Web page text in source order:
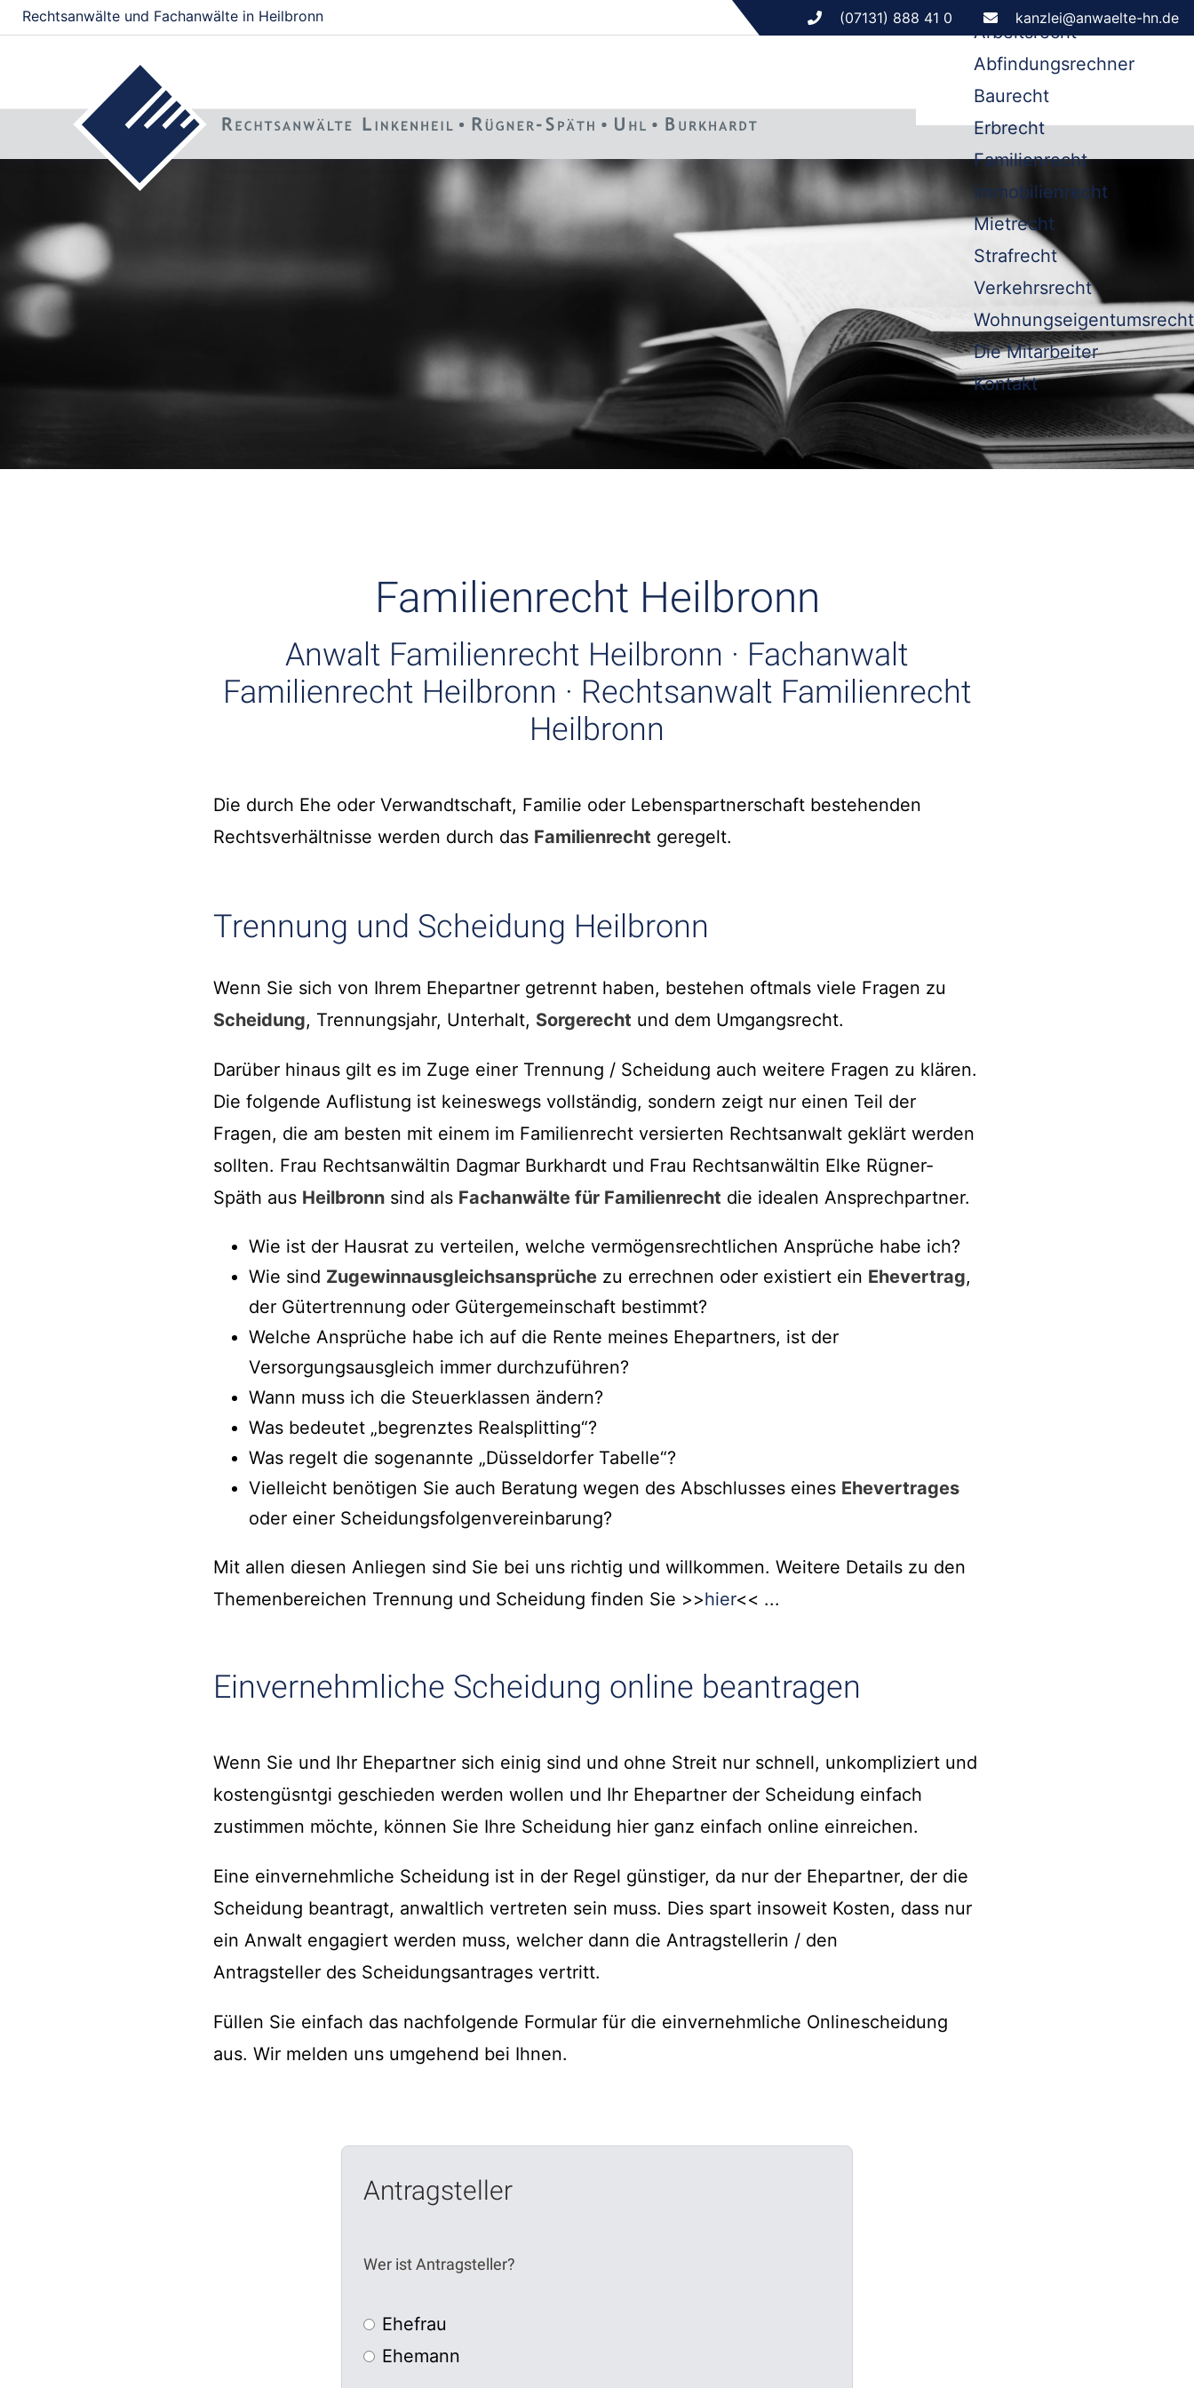
Rechtsanwälte und Fachanwälte in Heilbronn (07131) 888 41 0 kanzlei@anwaelte-hn.de
Arbeitsrecht
Abfindungsrechner
Baurecht
Erbrecht
Familienrecht
Immobilienrecht
Mietrecht
Strafrecht
Verkehrsrecht
Wohnungseigentumsrecht
Die Mitarbeiter
Kontakt
Familienrecht Heilbronn
Anwalt Familienrecht Heilbronn · Fachanwalt
Familienrecht Heilbronn · Rechtsanwalt Familienrecht
Heilbronn
Die durch Ehe oder Verwandtschaft, Familie oder Lebenspartnerschaft bestehenden
Rechtsverhältnisse werden durch das Familienrecht geregelt.
Trennung und Scheidung Heilbronn
Wenn Sie sich von Ihrem Ehepartner getrennt haben, bestehen oftmals viele Fragen zu
Scheidung, Trennungsjahr, Unterhalt, Sorgerecht und dem Umgangsrecht.
Darüber hinaus gilt es im Zuge einer Trennung / Scheidung auch weitere Fragen zu klären.
Die folgende Auflistung ist keineswegs vollständig, sondern zeigt nur einen Teil der
Fragen, die am besten mit einem im Familienrecht versierten Rechtsanwalt geklärt werden
sollten. Frau Rechtsanwältin Dagmar Burkhardt und Frau Rechtsanwältin Elke Rügner-
Späth aus Heilbronn sind als Fachanwälte für Familienrecht die idealen Ansprechpartner.
Wie ist der Hausrat zu verteilen, welche vermögensrechtlichen Ansprüche habe ich?
Wie sind Zugewinnausgleichsansprüche zu errechnen oder existiert ein Ehevertrag,
der Gütertrennung oder Gütergemeinschaft bestimmt?
Welche Ansprüche habe ich auf die Rente meines Ehepartners, ist der
Versorgungsausgleich immer durchzuführen?
Wann muss ich die Steuerklassen ändern?
Was bedeutet „begrenztes Realsplitting“?
Was regelt die sogenannte „Düsseldorfer Tabelle“?
Vielleicht benötigen Sie auch Beratung wegen des Abschlusses eines Ehevertrages
oder einer Scheidungsfolgenvereinbarung?
Mit allen diesen Anliegen sind Sie bei uns richtig und willkommen. Weitere Details zu den
Themenbereichen Trennung und Scheidung finden Sie >>hier<< ...
Einvernehmliche Scheidung online beantragen
Wenn Sie und Ihr Ehepartner sich einig sind und ohne Streit nur schnell, unkompliziert und
kostengüsntgi geschieden werden wollen und Ihr Ehepartner der Scheidung einfach
zustimmen möchte, können Sie Ihre Scheidung hier ganz einfach online einreichen.
Eine einvernehmliche Scheidung ist in der Regel günstiger, da nur der Ehepartner, der die
Scheidung beantragt, anwaltlich vertreten sein muss. Dies spart insoweit Kosten, dass nur
ein Anwalt engagiert werden muss, welcher dann die Antragstellerin / den
Antragsteller des Scheidungsantrages vertritt.
Füllen Sie einfach das nachfolgende Formular für die einvernehmliche Onlinescheidung
aus. Wir melden uns umgehend bei Ihnen.
Antragsteller
Wer ist Antragsteller?
Ehefrau
Ehemann